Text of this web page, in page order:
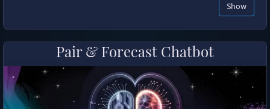
Show
Pair & Forecast Chatbot